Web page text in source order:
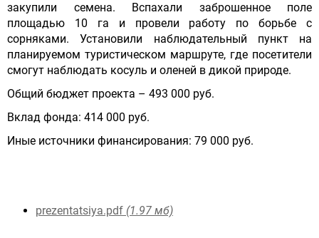
закупили семена. Вспахали заброшенное поле
площадью 10 га и провели работу по борьбе с
сорняками. Установили наблюдательный пункт на
планируемом туристическом маршруте, где посетители
смогут наблюдать косуль и оленей в дикой природе.
Общий бюджет проекта – 493 000 руб.
Вклад фонда: 414 000 руб.
Иные источники финансирования: 79 000 руб.
prezentatsiya.pdf (1.97 мб)